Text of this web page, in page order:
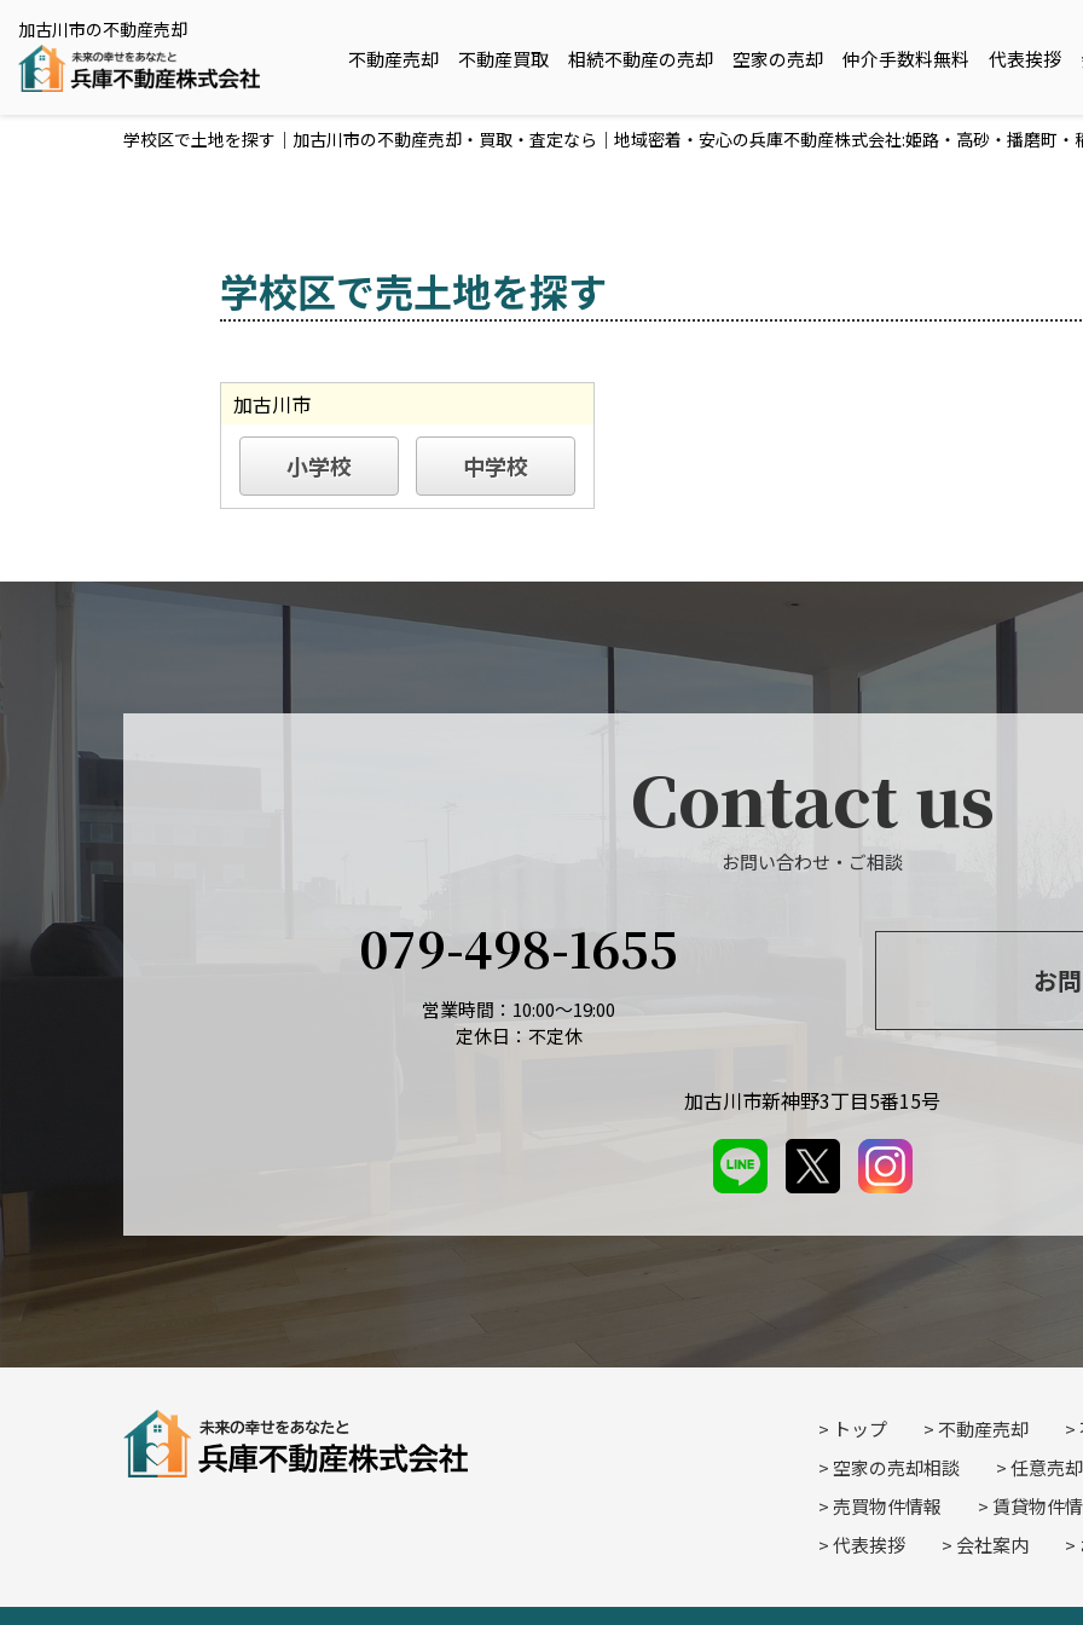
加古川市の不動産売却
不動産売却 不動産買取 相続不動産の売却 空家の売却 仲介手数料無料 代表挨拶
学校区で土地を探す｜加古川市の不動産売却・買取・査定なら｜地域密着・安心の兵庫不動産株式会社:姫路・高砂・播磨町・
学校区で売土地を探す
加古川市
小学校 中学校
Contact us
お問い合わせ・ご相談
079-498-1655
営業時間：10:00～19:00
定休日：不定休
お
加古川市新神野3丁目5番15号
トップ 不動産売却
空家の売却相談
任意売却
売買物件情報
賃貸物件
代表挨拶
会社案内